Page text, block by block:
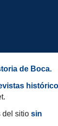
de Boca.
del sitio sin